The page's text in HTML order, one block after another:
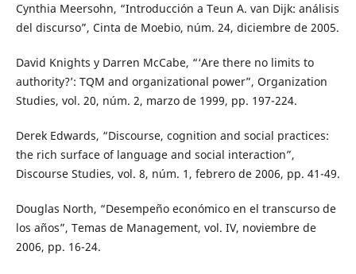
Cynthia Meersohn, “Introducción a Teun A. van Dijk: análisis
del discurso”, Cinta de Moebio, núm. 24, diciembre de 2005.
David Knights y Darren McCabe, “‘Are there no limits to
authority?’: TQM and organizational power”, Organization
Studies, vol. 20, núm. 2, marzo de 1999, pp. 197-224.
Derek Edwards, “Discourse, cognition and social practices:
the rich surface of language and social interaction”,
Discourse Studies, vol. 8, núm. 1, febrero de 2006, pp. 41-49.
Douglas North, “Desempeño económico en el transcurso de
los años”, Temas de Management, vol. IV, noviembre de
2006, pp. 16-24.